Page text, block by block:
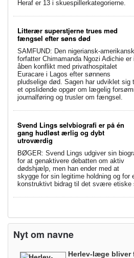
Heraf er 13 i skuespillerkategorierne.
Litterær superstjerne trues med
fængsel efter søns død
SAMFUND: Den nigeriansk-
forfatter Chimamanda Ngozi Adichie er i
åben konflikt med privathospitalet
Euracare i Lagos efter sønnens
pludselige død. Sagen har udviklet sig
et opslidende opgør om lægelig
journalføring og trusler om fængsel.
Svend Lings selvbiografi er på én
gang hudløst ærlig og dybt
utroværdig
BØGER: Svend Lings udgiver sin
for at genaktivere debatten om aktiv
dødshjælp, men han ender med at
skygge for sin legitime holdning og for
konstruktivt bidrag til det svære etiske
Nyt om navne
Herlev-læge bliver